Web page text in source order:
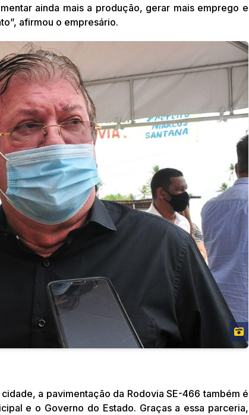
ainda mais a produção, gerar mais emprego e
afirmou o empresário.
a pavimentação da Rodovia SE-466 também é
e o Governo do Estado. Graças a essa parceria,